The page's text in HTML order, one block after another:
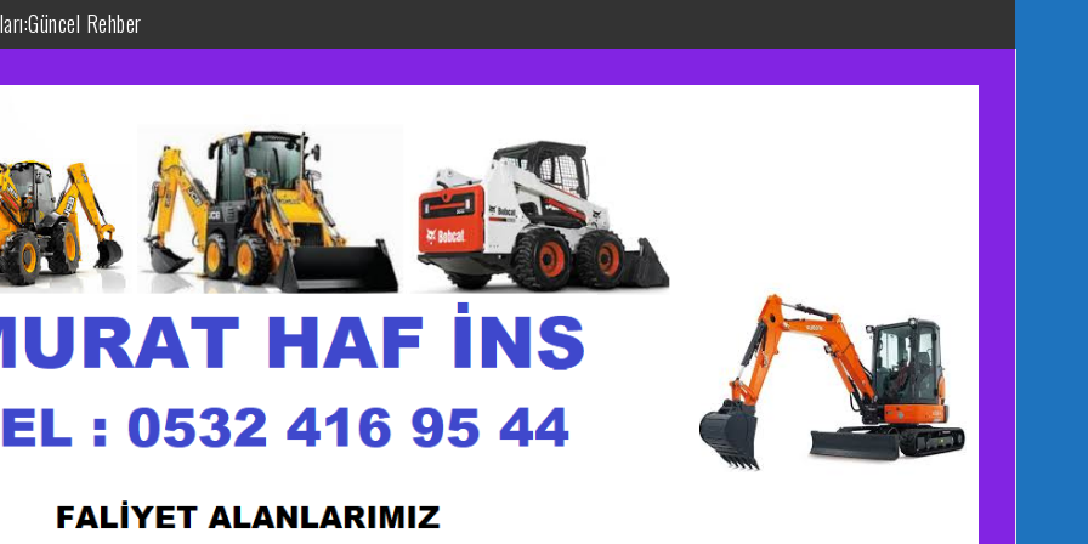
Rehber
Olan Gücü Yerde Buldurun
Alanlarınız İçin İdeal Seçim
ve Uygun Fiyatlı Çözümler
Uygun Fiyatla Profesyonel Hizmet